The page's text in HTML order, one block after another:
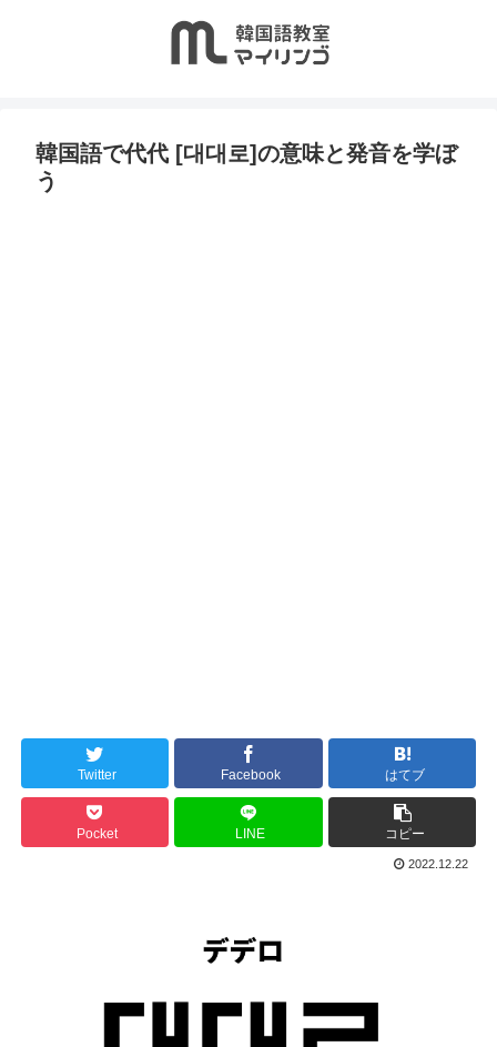
韓国語で代代 [대대로]の意味と発音を学ぼ
う
Twitter Facebook はてブ
Pocket LINE コピー
2022.12.22